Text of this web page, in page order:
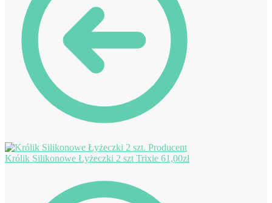
Królik Silikonowe Łyżeczki 2 szt Trixie 61,00zł